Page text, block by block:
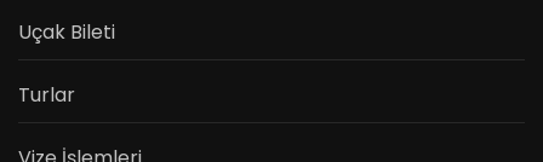
Uçak Bileti
Turlar